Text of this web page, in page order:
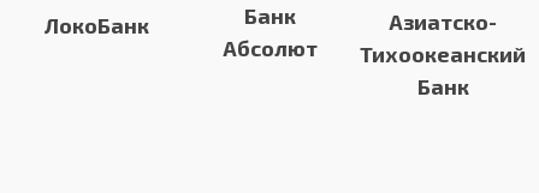
ЛокоБанк
Банк
Абсолют
Азиатско-
Тихоокеанский
Банк